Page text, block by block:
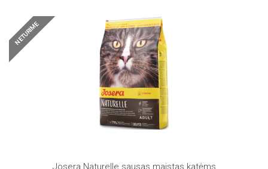
NETURIME
Josera Naturelle sausas maistas katėms